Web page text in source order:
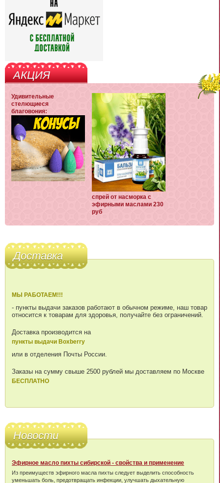
АКЦИЯ
Удивительные
стелющиеся
благовония:
спрей от насморка с
эфирными маслами 230
руб
Доставка
МЫ РАБОТАЕМ!!!
- пункты выдачи заказов работают в обычном режиме, наш товар
относится к товарам для здоровья, получайте без ограничений.
Доставка производится на
пункты выдачи Boxberry
или в отделения Почты России.
Заказы на сумму свыше 2500 рублей мы доставляем по Москве
БЕСПЛАТНО
Новости
Эфирное масло пихты сибирской - свойства и применение
Из преимуществ эфирного масла пихты следует выделить способность
уменьшать боль, предотвращать инфекции, улучшать дыхательную